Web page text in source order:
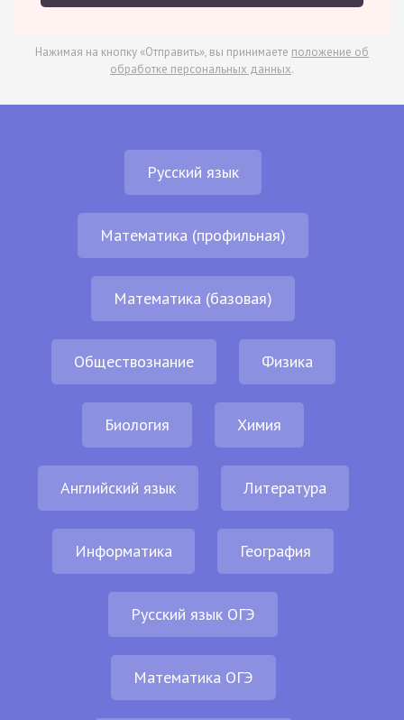
Нажимая на кнопку «Отправить», вы принимаете положение об
обработке персональных данных.
Русский язык
Математика (профильная)
Математика (базовая)
Обществознание Физика
Биология Химия
Английский язык Литература
Информатика География
Русский язык ОГЭ
Математика ОГЭ